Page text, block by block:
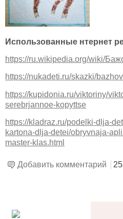
Использованные нтернет
https://ru.wikipedia.org/wiki/
https://nukadeti.ru/skazki/
https://kupidonia.ru/viktoriny/
serebrjannoe-kopyttse
https://kladraz.ru/podelki-dlja-
kartona-dlja-detei/obryvnaja-
master-klas.html
Добавить комментарий